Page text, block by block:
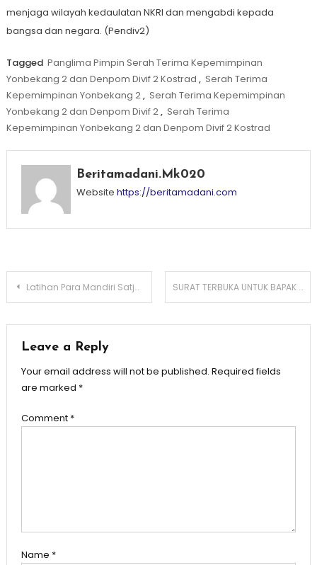
menjaga wilayah kedaulatan NKRI dan mengabdi kepada
bangsa dan negara. (Pendiv2)
Tagged Panglima Pimpin Serah Terima Kepemimpinan
Yonbekang 2 dan Denpom Divif 2 Kostrad , Serah Terima
Kepemimpinan Yonbekang 2, Serah Terima Kepemimpinan
Yonbekang 2 dan Denpom Divif 2, Serah Terima
Kepemimpinan Yonbekang 2 dan Denpom Divif 2 Kostrad
Beritamadani.mk020
Website https://beritamadani.com
Post
navigation
Latihan Para Mandiri Satjar Divif 2 Kostrad Resmi Dibuka SURAT TERBUKA UNTUK BAPAK PRESIDEN REPUBLIK INDONESIA H. PRABOWO SUBIANTO
Leave a Reply
Your email address will not be published. Required fields
are marked *
Comment *
Name *